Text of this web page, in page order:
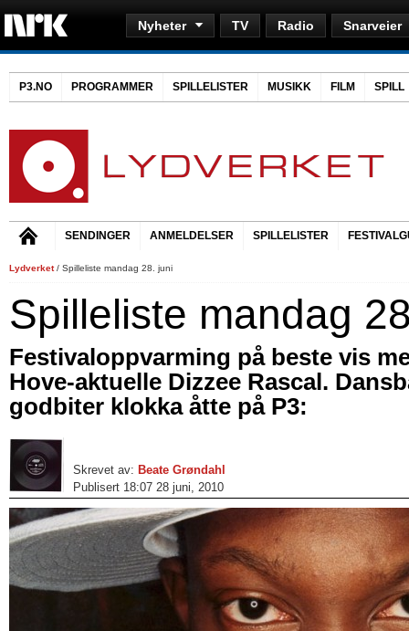
Nyheter TV Radio Snarveier
P3.NO PROGRAMMER SPILLELISTER MUSIKK FILM SPILL
SENDINGER ANMELDELSER SPILLELISTER
Lydverket/ Spilleliste mandag 28. juni
Spilleliste mandag
Festivaloppvarming på beste vis
Hove-aktuelle Dizzee Rascal.
godbiter klokka åtte på P3:
Skrevet av: Beate Grøndahl
Publisert 18:07 28 juni, 2010